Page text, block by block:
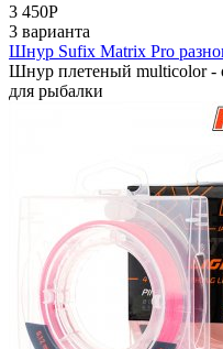
3 450Р
3 варианта
Шнур Sufix Matrix Pro
Шнур плетеный multicolor -
для рыбалки